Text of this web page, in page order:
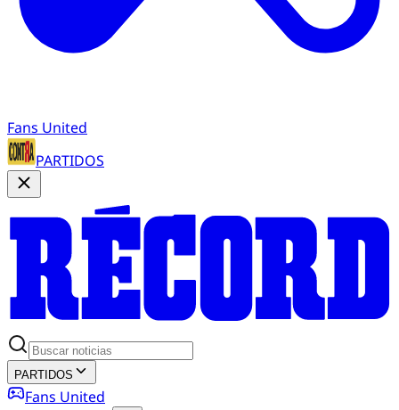
Fans United
PARTIDOS
PARTIDOS
Fans United